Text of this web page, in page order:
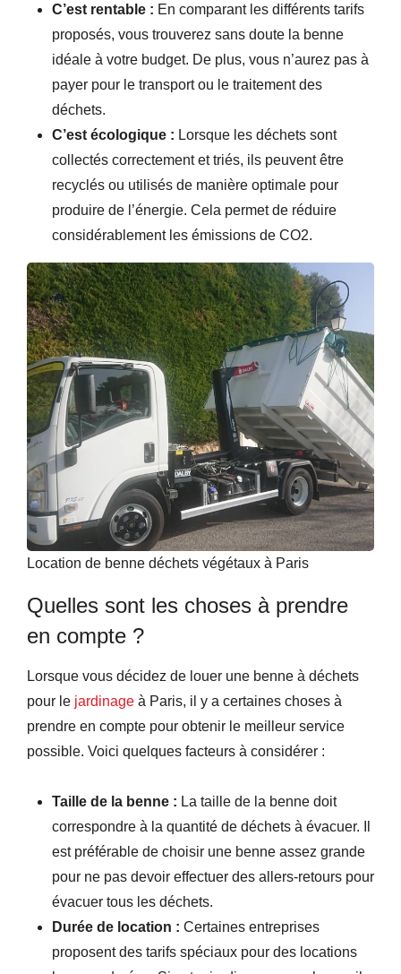
C’est rentable : En comparant les différents tarifs
proposés, vous trouverez sans doute la benne
idéale à votre budget. De plus, vous n’aurez pas à
payer pour le transport ou le traitement des
déchets.
C’est écologique : Lorsque les déchets sont
collectés correctement et triés, ils peuvent être
recyclés ou utilisés de manière optimale pour
produire de l’énergie. Cela permet de réduire
considérablement les émissions de CO2.
Location de benne déchets végétaux à Paris
Quelles sont les choses à prendre
en compte ?
Lorsque vous décidez de louer une benne à déchets
pour le jardinage à Paris, il y a certaines choses à
prendre en compte pour obtenir le meilleur service
possible. Voici quelques facteurs à considérer :
Taille de la benne : La taille de la benne doit
correspondre à la quantité de déchets à évacuer. Il
est préférable de choisir une benne assez grande
pour ne pas devoir effectuer des allers-retours pour
évacuer tous les déchets.
Durée de location : Certaines entreprises
proposent des tarifs spéciaux pour des locations